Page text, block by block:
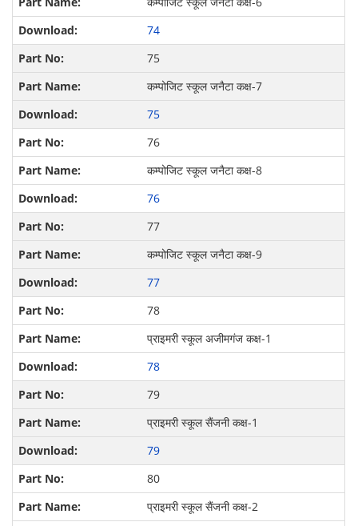
74
75
कम्पोजिट स्कूल जनैटा कक्ष-7
75
76
कम्पोजिट स्कूल जनैटा कक्ष-8
76
77
कम्पोजिट स्कूल जनैटा कक्ष-9
77
78
प्राइमरी स्कूल अजीमगंज कक्ष-1
78
79
प्राइमरी स्कूल सैंजनी कक्ष-1
79
80
प्राइमरी स्कूल सैंजनी कक्ष-2